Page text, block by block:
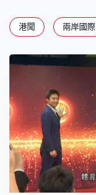
港聞 兩岸國際